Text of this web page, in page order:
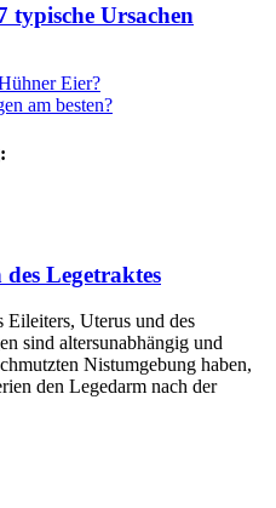
typische Ursachen
Eier?
am besten?
Legetraktes
Eileiters, Uterus und des
sind altersunabhängig und
Nistumgebung haben,
den Legedarm nach der